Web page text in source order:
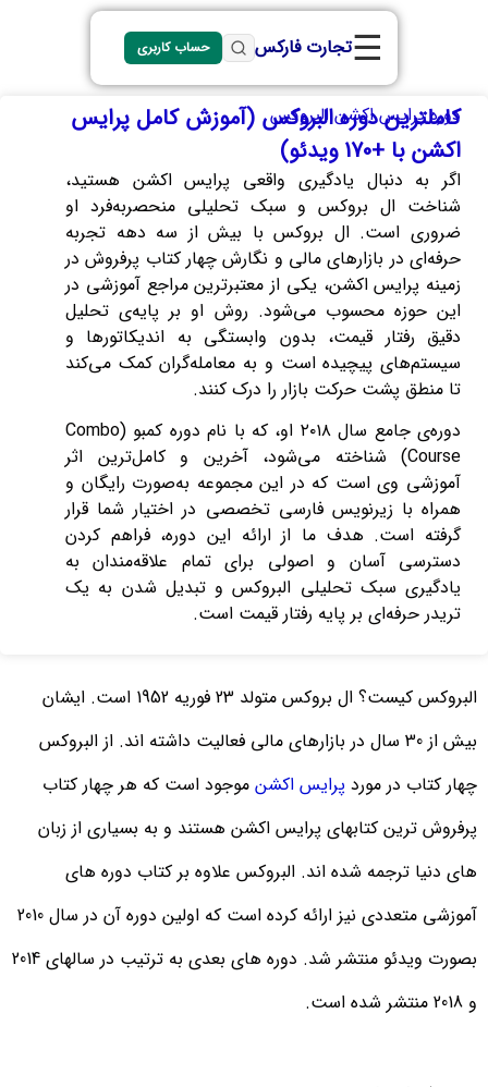
☰تجارت فارکس حساب کاربری
دوره پرایس اکشن البروکس
کاملترین دوره البروکس (آموزش کامل پرایس
اکشن با +170 ویدئو)
اگر به دنبال یادگیری واقعی پرایس اکشن هستید،
شناخت ال بروکس و سبک تحلیلی منحصربه‌فرد او
ضروری است. ال بروکس با بیش از سه دهه تجربه
حرفه‌ای در بازارهای مالی و نگارش چهار کتاب پرفروش در
زمینه پرایس اکشن، یکی از معتبرترین مراجع آموزشی در
این حوزه محسوب می‌شود. روش او بر پایه‌ی تحلیل
دقیق رفتار قیمت، بدون وابستگی به اندیکاتورها و
سیستم‌های پیچیده است و به معامله‌گران کمک می‌کند
تا منطق پشت حرکت بازار را درک کنند.
دوره‌ی جامع سال ۲۰۱۸ او، که با نام دوره کمبو (Combo
Course) شناخته می‌شود، آخرین و کامل‌ترین اثر
آموزشی وی است که در این مجموعه به‌صورت رایگان و
همراه با زیرنویس فارسی تخصصی در اختیار شما قرار
گرفته است. هدف ما از ارائه این دوره، فراهم کردن
دسترسی آسان و اصولی برای تمام علاقه‌مندان به
یادگیری سبک تحلیلی البروکس و تبدیل شدن به یک
تریدر حرفه‌ای بر پایه رفتار قیمت است.
البروکس کیست؟ ال بروکس متولد 23 فوریه 1952 است. ایشان
بیش از 30 سال در بازارهای مالی فعالیت داشته اند. از البروکس
چهار کتاب در مورد پرایس اکشن موجود است که هر چهار کتاب
پرفروش ترین کتابهای پرایس اکشن هستند و به بسیاری از زبان
های دنیا ترجمه شده اند. البروکس علاوه بر کتاب دوره های
آموزشی متعددی نیز ارائه کرده است که اولین دوره آن در سال 2010
بصورت ویدئو منتشر شد. دوره های بعدی به ترتیب در سالهای 2014
و 2018 منتشر شده است.